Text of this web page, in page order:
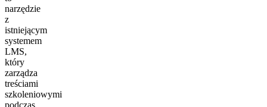
narzędzie
z
istniejącym
systemem
LMS,
który
zarządza
treściami
szkoleniowymi
podczas